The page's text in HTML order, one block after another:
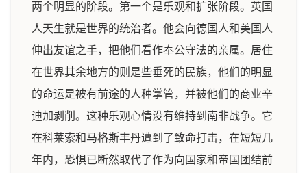
两个明显的阶段。第一个是乐观和扩张阶段。英国
人天生就是世界的统治者。他会向德国人和美国人
伸出友谊之手，把他们看作奉公守法的亲属。居住
在世界其余地方的则是些垂死的民族，他们的明显
的命运是被有前途的人种掌管，并被他们的商业辛
迪加剥削。这种乐观心情没有维持到南非战争。它
在科莱索和马格斯丰丹遭到了致命打击，在短短几
年内，恐惧已断然取代了作为向国家和帝国团结前